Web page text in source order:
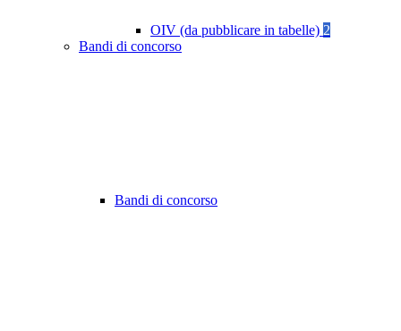
OIV (da pubblicare in tabelle) 2
Bandi di concorso
Bandi di concorso